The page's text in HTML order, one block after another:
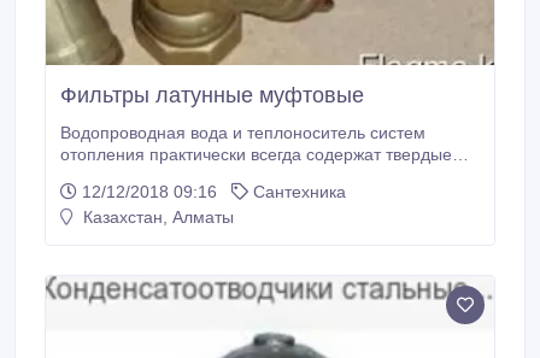
Фильтры латунные муфтовые
Водопроводная вода и теплоноситель систем
отопления практически всегда содержат твердые
песчинки. Одни из них образуются при
эксплуатации оборудования, другие попадают в
компонентов системы (например, уплотнений
шаровых кранов) В наличии имеются все размеры.
12/12/2018 09:16
Сантехника
Казахстан, Алматы